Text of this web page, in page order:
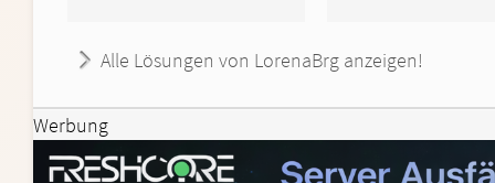
Alle Lösungen von LorenaBrg anzeigen!
Werbung